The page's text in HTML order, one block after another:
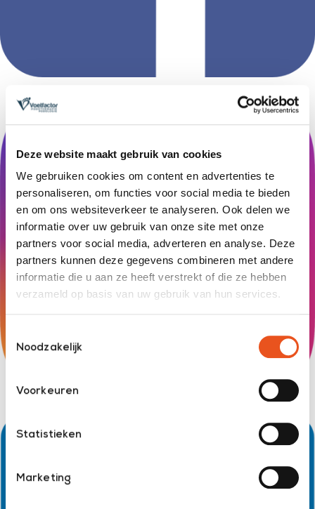
Deze website maakt gebruik van cookies
We gebruiken cookies om content en advertenties te
personaliseren, om functies voor social media te bieden
en om ons websiteverkeer te analyseren. Ook delen we
informatie over uw gebruik van onze site met onze
partners voor social media, adverteren en analyse. Deze
partners kunnen deze gegevens combineren met andere
informatie die u aan ze heeft verstrekt of die ze hebben
verzameld op basis van uw gebruik van hun services.
Noodzakelijk
Voorkeuren
Statistieken
Marketing